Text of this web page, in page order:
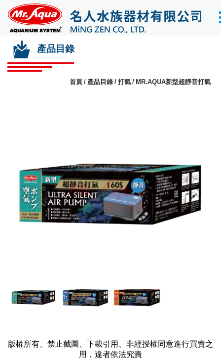
產品目錄
首頁 產品目錄 打氣 MR.AQUA新型超靜音打氣
版權所有、禁止截圖、下載引用、非經授權同意進行買賣之
用，違者依法究責